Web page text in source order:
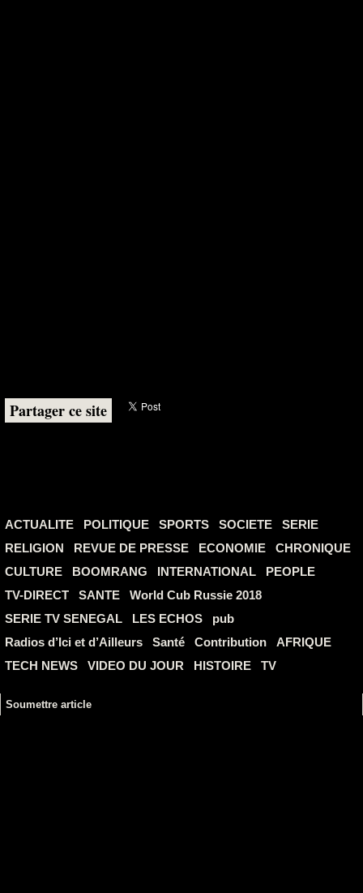
Partager ce site
ACTUALITE POLITIQUE SPORTS SOCIETE
SERIE
RELIGION
REVUE DE PRESSE ECONOMIE
CHRONIQUE
CULTURE
BOOMRANG INTERNATIONAL
PEOPLE
TV-DIRECT
SANTE
World Cub Russie 2018
SERIE TV SENEGAL
LES ECHOS
pub
Radios d’Ici et d’Ailleurs
Santé Contribution
AFRIQUE
TECH NEWS
VIDEO DU JOUR HISTOIRE TV
Soumettre article